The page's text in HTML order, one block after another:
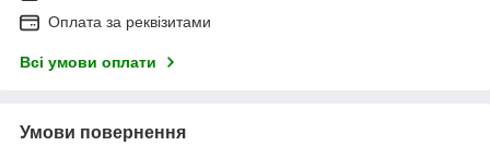
Оплата за реквізитами
Всі умови оплати
Умови повернення